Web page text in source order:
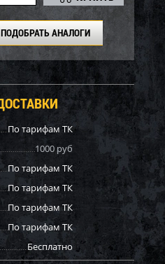
ПОДОБРАТЬ АНАЛОГИ
По тарифам ТК
1000 руб
По тарифам ТК
По тарифам ТК
По тарифам ТК
По тарифам ТК
Бесплатно